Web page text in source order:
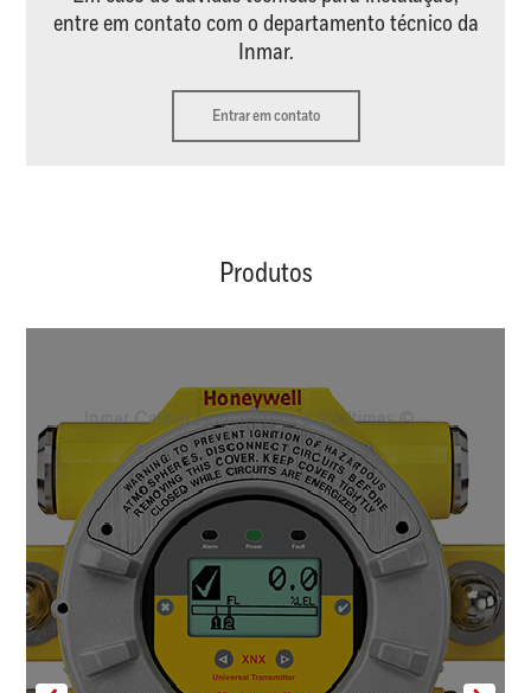
entre em contato com o departamento técnico da
Inmar.
Entrar em contato
Produtos